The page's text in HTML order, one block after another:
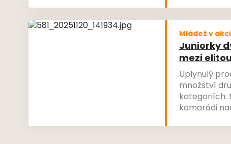
Mládež v akci
Juniorky
mezi
Uplynulý
množství
kategoriích.
kamarádi
hořkost